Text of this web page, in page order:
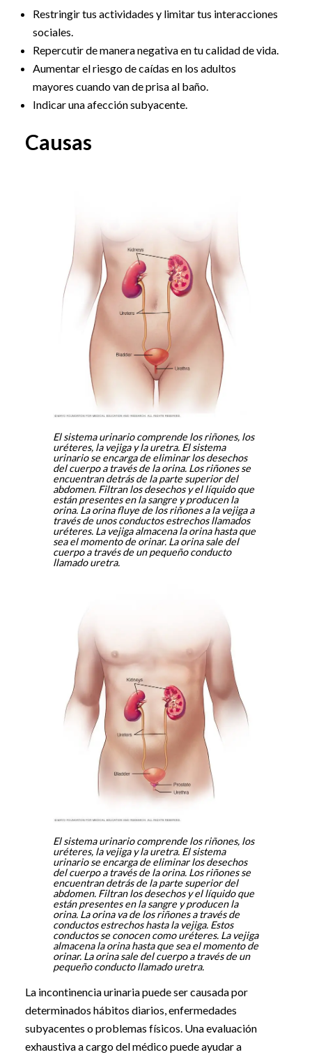
Restringir tus actividades y limitar tus interacciones
sociales.
Repercutir de manera negativa en tu calidad de vida.
Aumentar el riesgo de caídas en los adultos
mayores cuando van de prisa al baño.
Indicar una afección subyacente.
Causas
El sistema urinario comprende los riñones, los
uréteres, la vejiga y la uretra. El sistema
urinario se encarga de eliminar los desechos
del cuerpo a través de la orina. Los riñones se
encuentran detrás de la parte superior del
abdomen. Filtran los desechos y el líquido que
están presentes en la sangre y producen la
orina. La orina fluye de los riñones a la vejiga a
través de unos conductos estrechos llamados
uréteres. La vejiga almacena la orina hasta que
sea el momento de orinar. La orina sale del
cuerpo a través de un pequeño conducto
llamado uretra.
El sistema urinario comprende los riñones, los
uréteres, la vejiga y la uretra. El sistema
urinario se encarga de eliminar los desechos
del cuerpo a través de la orina. Los riñones se
encuentran detrás de la parte superior del
abdomen. Filtran los desechos y el líquido que
están presentes en la sangre y producen la
orina. La orina va de los riñones a través de
conductos estrechos hasta la vejiga. Estos
conductos se conocen como uréteres. La vejiga
almacena la orina hasta que sea el momento de
orinar. La orina sale del cuerpo a través de un
pequeño conducto llamado uretra.
La incontinencia urinaria puede ser causada por
determinados hábitos diarios, enfermedades
subyacentes o problemas físicos. Una evaluación
exhaustiva a cargo del médico puede ayudar a